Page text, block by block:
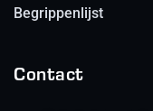
Begrippenlijst
Contact